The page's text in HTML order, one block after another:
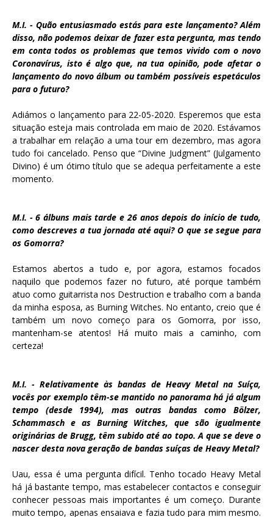
M.I. - Quão entusiasmado estás para este lançamento? Além
disso, não podemos deixar de fazer esta pergunta, mas tendo
em conta todos os problemas que temos vivido com o novo
Coronavírus, isto é algo que, na tua opinião, pode afetar o
lançamento do novo álbum ou também possíveis espetáculos
para o futuro?
Adiámos o lançamento para 22-05-2020. Esperemos que esta
situação esteja mais controlada em maio de 2020. Estávamos
a trabalhar em relação a uma tour em dezembro, mas agora
tudo foi cancelado. Penso que “Divine Judgment” (Julgamento
Divino) é um ótimo título que se adequa perfeitamente a este
momento.
M.I. - 6 álbuns mais tarde e 26 anos depois do início de tudo,
como descreves a tua jornada até aqui? O que se segue para
os Gomorra?
Estamos abertos a tudo e, por agora, estamos focados
naquilo que podemos fazer no futuro, até porque também
atuo como guitarrista nos Destruction e trabalho com a banda
da minha esposa, as Burning Witches. No entanto, creio que é
também um novo começo para os Gomorra, por isso,
mantenham-se atentos! Há muito mais a caminho, com
certeza!
M.I. - Relativamente às bandas de Heavy Metal na Suíça,
vocês por exemplo têm-se mantido no panorama há já algum
tempo (desde 1994), mas outras bandas como Bölzer,
Schammasch e as Burning Witches, que são igualmente
originárias de Brugg, têm subido até ao topo. A que se deve o
nascer desta nova geração de bandas suíças de Heavy Metal?
Uau, essa é uma pergunta difícil. Tenho tocado Heavy Metal
há já bastante tempo, mas estabelecer contactos e conseguir
conhecer pessoas mais importantes é um começo. Durante
muito tempo, apenas ensaiava e fazia tudo para mim mesmo.